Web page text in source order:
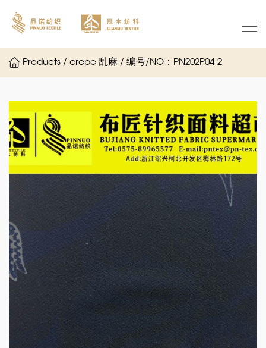
Products / crepe 乱麻 / 编号/NO：PN202P04-2